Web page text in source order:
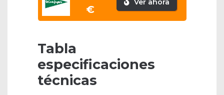
€
Ver ahora
Tabla
especificaciones
técnicas